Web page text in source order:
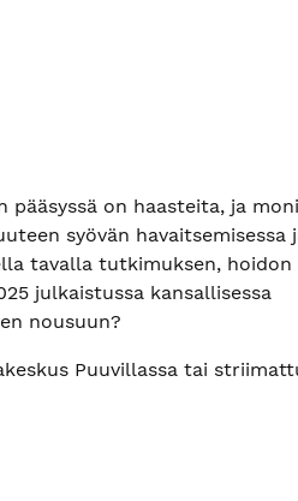
on haasteita, ja
syövän havaitsemisessa
tavalla tutkimuksen, hoidon
julkaistussa kansallisessa
nousuun?
Puuvillassa tai